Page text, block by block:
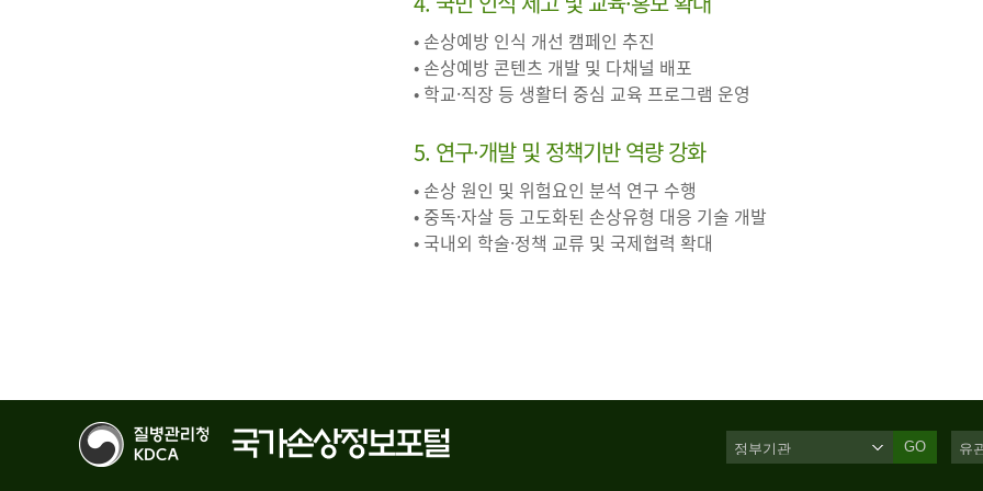
• 손상예방 인식 개선 캠페인 추진
• 손상예방 콘텐츠 개발 및 다채널 배포
• 학교·직장 등 생활터 중심 교육 프로그램 운영
5. 연구·개발 및 정책기반 역량 강화
• 손상 원인 및 위험요인 분석 연구 수행
• 중독·자살 등 고도화된 손상유형 대응 기술 개발
• 국내외 학술·정책 교류 및 국제협력 확대
GO